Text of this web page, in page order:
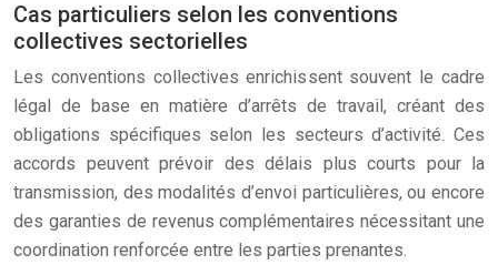
Cas particuliers selon les conventions
collectives sectorielles
Les conventions collectives enrichissent souvent le cadre
légal de base en matière d’arrêts de travail, créant des
obligations spécifiques selon les secteurs d’activité. Ces
accords peuvent prévoir des délais plus courts pour la
transmission, des modalités d’envoi particulières, ou encore
des garanties de revenus complémentaires nécessitant une
coordination renforcée entre les parties prenantes.